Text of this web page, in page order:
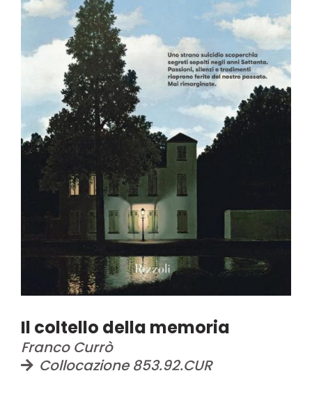
Il coltello della memoria
Franco Currò
Collocazione 853.92.CUR